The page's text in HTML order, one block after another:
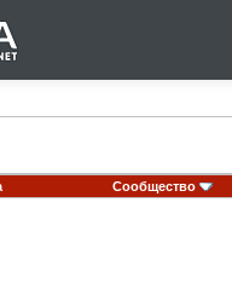
Сообщество